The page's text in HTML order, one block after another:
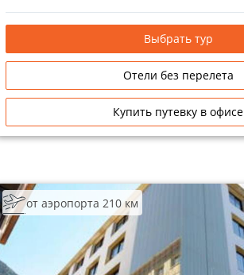
Выбрать тур
Отели без перелета
Купить путевку в офисе
от аэропорта 210 км
Сетевые отели Бали
Сетевые отели Сейшел